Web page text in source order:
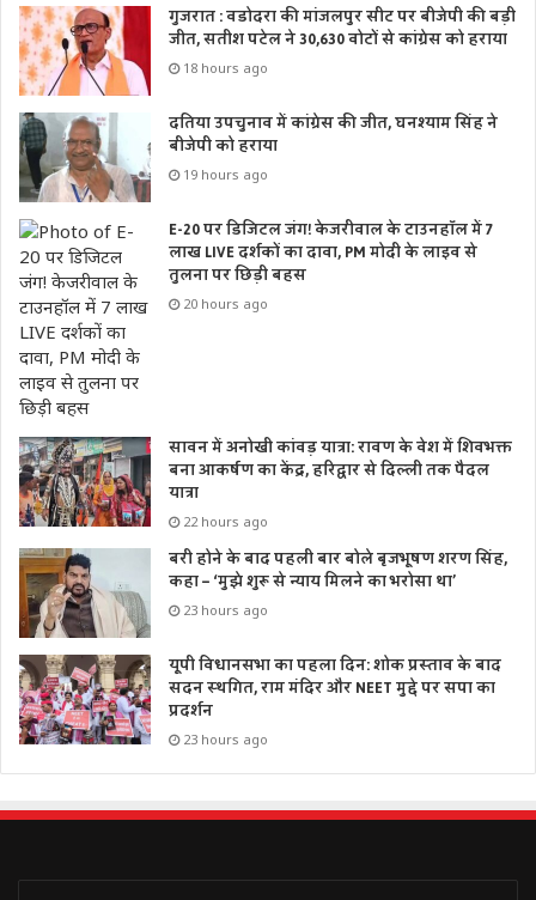
गुजरात : वडोदरा की मांजलपुर सीट पर बीजेपी की बड़ी
जीत, सतीश पटेल ने 30,630 वोटों से कांग्रेस को हराया
18 hours ago
दतिया उपचुनाव में कांग्रेस की जीत, घनश्याम सिंह ने
बीजेपी को हराया
19 hours ago
E-20 पर डिजिटल जंग! केजरीवाल के टाउनहॉल में 7
लाख LIVE दर्शकों का दावा, PM मोदी के लाइव से
तुलना पर छिड़ी बहस
20 hours ago
सावन में अनोखी कांवड़ यात्रा: रावण के वेश में शिवभक्त
बना आकर्षण का केंद्र, हरिद्वार से दिल्ली तक पैदल
यात्रा
22 hours ago
बरी होने के बाद पहली बार बोले बृजभूषण शरण सिंह,
कहा – ‘मुझे शुरू से न्याय मिलने का भरोसा था’
23 hours ago
यूपी विधानसभा का पहला दिन: शोक प्रस्ताव के बाद
सदन स्थगित, राम मंदिर और NEET मुद्दे पर सपा का
प्रदर्शन
23 hours ago